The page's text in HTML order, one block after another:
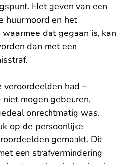
Het geven van een
huurmoord en het
dat gegaan is, kan
dan met een
veroordeelden had –
mogen gebeuren,
onrechtmatig was.
op de persoonlijke
gemaakt. Dit
een strafvermindering